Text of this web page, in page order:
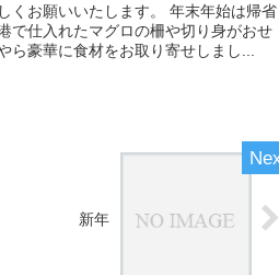
くお願いいたします。 年末年始は帰省
で仕入れたマグロの柵や切り身がおせ
豪華に食材をお取り寄せしまし...
新年